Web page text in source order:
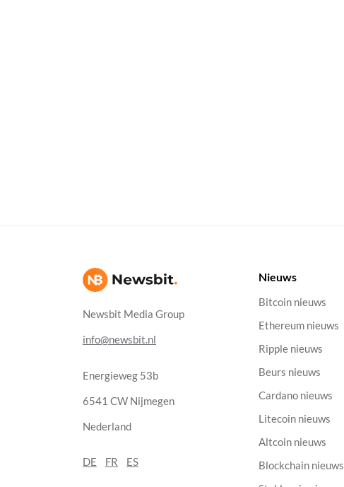
Newsbit Media Group
info@newsbit.nl
Energieweg 53b
6541 CW Nijmegen
Nederland
DE FR ES
Nieuws
Bitcoin nieuws
Ethereum nieuws
Ripple nieuws
Beurs nieuws
Cardano nieuws
Litecoin nieuws
Altcoin nieuws
Blockchain nieuws